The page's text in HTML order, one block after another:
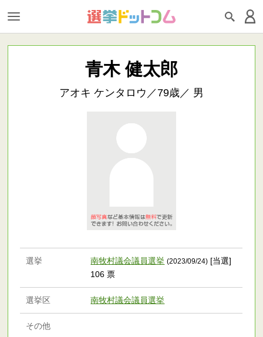
青木 健太郎
アオキ ケンタロウ／79歳／ 男
選挙 南牧村議会議員選挙 (2023/09/24) [当選]
106 票
選挙区 南牧村議会議員選挙
その他